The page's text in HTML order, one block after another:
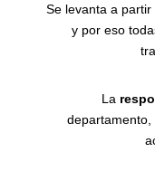
Se levanta a
y por eso
La